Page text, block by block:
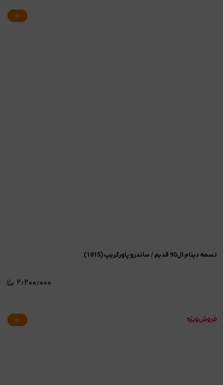
تسمه دینام ال90 قدیم / ساندرو پاورگریپ (1815)
۲٫۲۰۰٫۰۰۰